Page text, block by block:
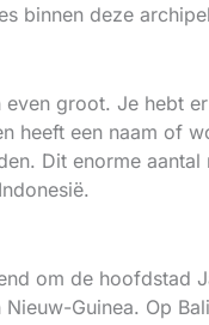
binnen deze
groot. Je hebt
heeft een naam of
Dit enorme aantal
om de hoofdstad
Guinea. Op